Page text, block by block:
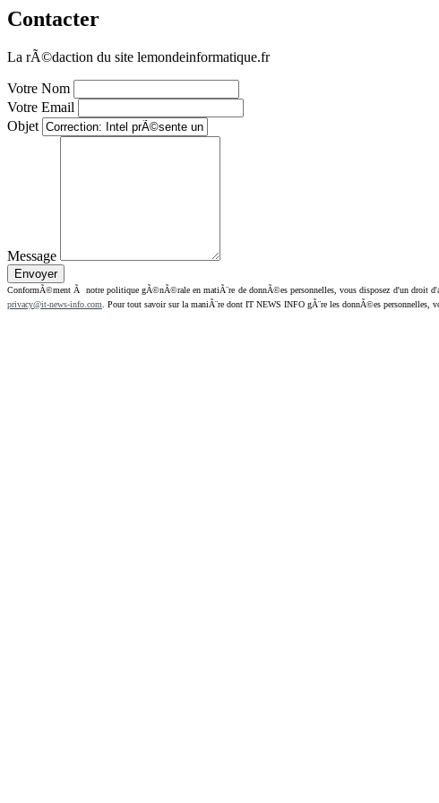
Contacter
La rÃ©daction du site lemondeinformatique.fr
Votre Nom
Votre Email
Objet
Message
ConformÃ©ment Ã notre politique gÃ©nÃ©rale en matiÃ¨re de donnÃ©es personnelles, vous disposez d'un droit
privacy@it-news-info.com . Pour tout savoir sur la maniÃ¨re dont IT NEWS INFO gÃ¨re les donnÃ©es personnelles,